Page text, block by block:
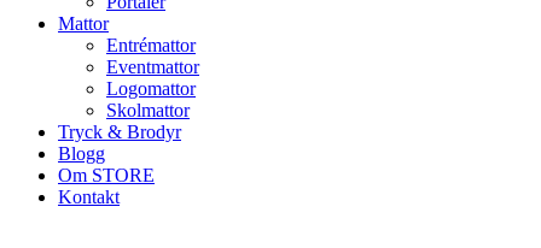
Mattor
Entrémattor
Eventmattor
Logomattor
Skolmattor
Tryck & Brodyr
Blogg
Om STORE
Kontakt